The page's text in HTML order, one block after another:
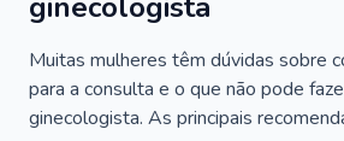
Muitas mulheres têm dúvidas sobre
para a consulta e o que não pode
ginecologista. As principais